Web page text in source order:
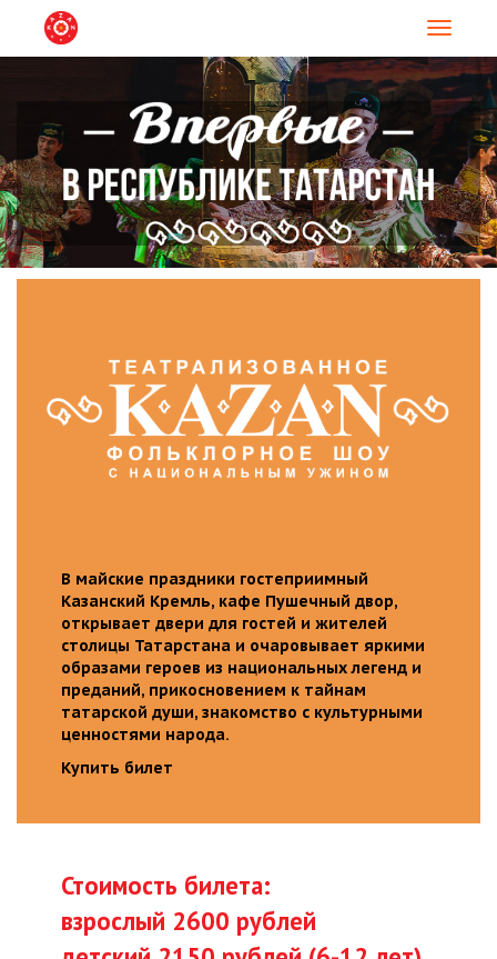
В майские праздники гостеприимный
Казанский Кремль, кафе Пушечный двор,
открывает двери для гостей и жителей
столицы Татарстана и очаровывает яркими
образами героев из национальных легенд и
преданий, прикосновением к тайнам
татарской души, знакомство с культурными
ценностями народа.
Купить билет
Стоимость билета:
взрослый 2600 рублей